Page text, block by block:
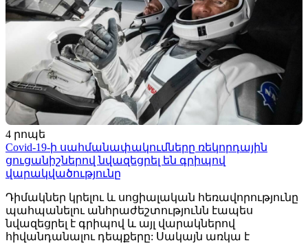
4 րոպե
Covid-19-ի սահմանափակումները ռեկորդային
ցուցանիշներով նվազեցրել են գրիպով
վարակվածությունը
Դիմակներ կրելու և սոցիալական հեռավորությունը
պահպանելու անհրաժեշտությունն էապես
նվազեցրել է գրիպով և այլ վարակներով
հիվանդանալու դեպքերը: Սակայն առկա է